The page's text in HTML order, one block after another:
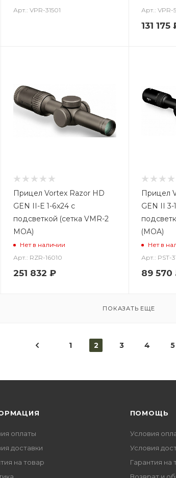
Арт.: VPR-31501
Арт.: VPR-
131 175
Прицел Vortex Razor HD
GEN II-E 1-6x24 с
подсветкой (сетка VMR-2
MOA)
Нет в наличии
Арт.: RZR-16010
251 832 ₽
Прицел
GEN II 3-
(MOA)
Нет в
Арт.: PST-
89 570
ПОКАЗАТЬ ЕЩЕ
1 2 3 4 5
оплаты
доставки
на товар
ПОМОЩЬ
Условия
Условия
Гарантия на